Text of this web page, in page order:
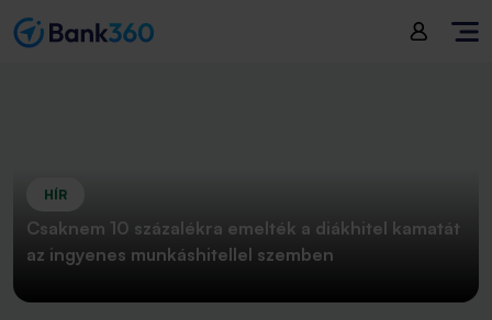
HÍR
Csaknem 10 százalékra emelték a diákhitel kamatát
az ingyenes munkáshitellel szemben